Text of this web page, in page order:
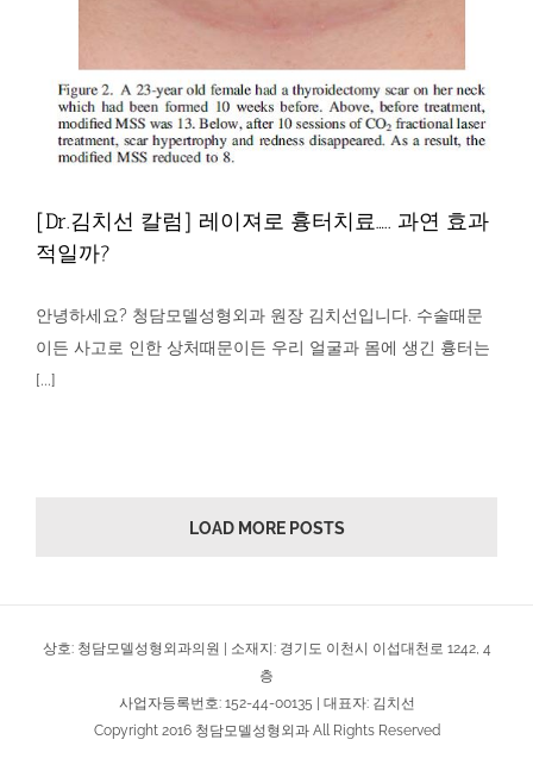
[Dr.김치선 칼럼] 레이져로 흉터치료….. 과연 효과
적일까?
안녕하세요? 청담모델성형외과 원장 김치선입니다. 수술때문
이든 사고로 인한 상처때문이든 우리 얼굴과 몸에 생긴 흉터는
[...]
LOAD MORE POSTS
상호: 청담모델성형외과의원 | 소재지: 경기도 이천시 이섭대천로 1242, 4
층
사업자등록번호: 152-44-00135 | 대표자: 김치선
Copyright 2016 청담모델성형외과 All Rights Reserved